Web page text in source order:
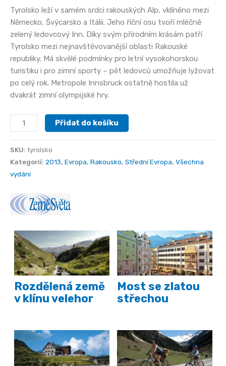
Tyrolsko leží v samém srdci rakouských Alp, vklíněno mezi
Německo, Švýcarsko a Itálii. Jeho říční osu tvoří mléčně
zelený ledovcový Inn. Díky svým přírodním krásám patří
Tyrolsko mezi nejnavštěvovanější oblasti Rakouské
republiky. Má skvělé podmínky pro letní vysokohorskou
turistiku i pro zimní sporty – pět ledovců umožňuje lyžovat
po celý rok. Metropole Innsbruck ostatně hostila už
dvakrát zimní olympijské hry.
Tyrolsko
množství
Přidat do košíku
SKU: tyrolsko
Kategorií: 2013, Evropa, Rakousko, Střední Evropa, Všechna
vydání
Rozdělená země
v klínu velehor
Most se zlatou
střechou